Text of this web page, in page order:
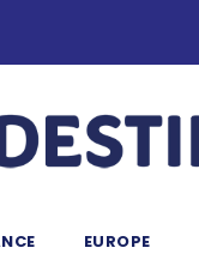
EUROPE